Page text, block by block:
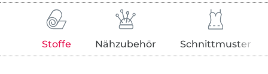
Stoffe Nähzubehör Schnittmuster